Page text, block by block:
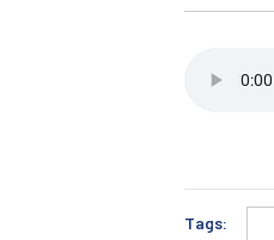
Tags: